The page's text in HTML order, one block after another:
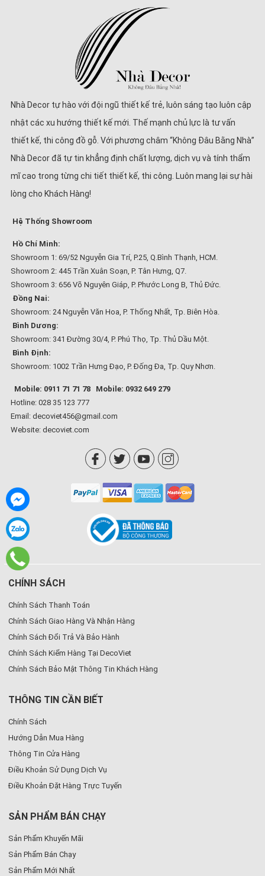
Nhà Decor tự hào với đội ngũ thiết kế trẻ, luôn sáng tạo luôn cập
nhật các xu hướng thiết kế mới. Thế mạnh chủ lực là tư vấn
thiết kế, thi công đồ gỗ. Với phương châm “Không Đâu Bằng Nhà”
Nhà Decor đã tự tin khẳng định chất lượng, dịch vụ và tính thẩm
mĩ cao trong từng chi tiết thiết kế, thi công. Luôn mang lại sự hài
lòng cho Khách Hàng!
Hệ Thống Showroom
Hồ Chí Minh:
Showroom 1: 69/52 Nguyễn Gia Trí, P.25, Q.Bình Thạnh, HCM.
Showroom 2: 445 Trần Xuân Soạn, P. Tân Hưng, Q7.
Showroom 3: 656 Võ Nguyên Giáp, P. Phước Long B, Thủ Đức.
Đồng Nai:
Showroom: 24 Nguyễn Văn Hoa, P. Thống Nhất, Tp. Biên Hòa.
Bình Dương:
Showroom: 341 Đường 30/4, P. Phú Thọ, Tp. Thủ Dầu Một.
Bình Định:
Showroom: 1002 Trần Hưng Đạo, P. Đống Đa, Tp. Quy Nhơn.
Mobile: 0911 71 71 78
Mobile: 0932 649 279
Hotline: 028 35 123 777
Email: decoviet456@gmail.com
Website: decoviet.com
CHÍNH SÁCH
Chính Sách Thanh Toán
Chính Sách Giao Hàng Và Nhận Hàng
Chính Sách Đổi Trả Và Bảo Hành
Chính Sách Kiểm Hàng Tại DecoViet
Chính Sách Bảo Mật Thông Tin Khách Hàng
THÔNG TIN CẦN BIẾT
Chính Sách
Hướng Dẫn Mua Hàng
Thông Tin Cửa Hàng
Điều Khoản Sử Dụng Dịch Vụ
Điều Khoản Đặt Hàng Trực Tuyến
SẢN PHẨM BÁN CHẠY
Sản Phẩm Khuyến Mãi
Sản Phẩm Bán Chạy
Sản Phẩm Mới Nhất